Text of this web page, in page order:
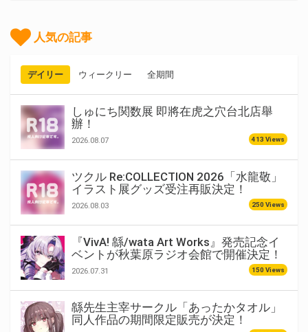
人気の記事
デイリー ウィークリー 全期間
しゅにち関数展 即將在虎之穴台北店舉
辦！
2026.08.07 413 Views
ツクル Re:COLLECTION 2026「水龍敬」
イラスト展グッズ受注再販決定！
2026.08.03 250 Views
『VivA! 緜/wata Art Works』発売記念イ
ベントが秋葉原ラジオ会館で開催決定！
2026.07.31 150 Views
緜先生主宰サークル「あったかタオル」
同人作品の期間限定販売が決定！